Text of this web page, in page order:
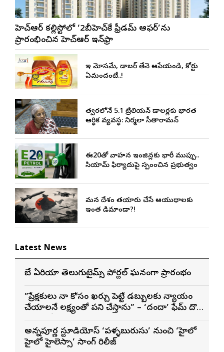
జీహెచ్ఆర్ కల్లిస్టోలో ‘2బీహెచ్‌కే ఫ్రీడమ్ ఆఫర్’ను
ప్రారంభించిన జీహెచ్ఆర్ ఇన్‌ఫ్రా
ఇది మోసమే, డాబర్‌ తేనె ఆపేయండి, కోర్టు
ఏమందంటే..!
త్వరలోనే 5.1 ట్రిలియన్ డాలర్లకు భారత
ఆర్థిక వ్యవస్థ: నిర్మలా సీతారామన్
ఈ20తో వాహన ఇంజిన్లకు భారీ ముప్పు..
సియామ్ ఫిర్యాదుపై స్పందించిన ప్రభుత్వం
మన దేశం తయారు చేసే ఆయుధాలకు
ఇంత డిమాండా?!
Latest News
బే ఏరియా తెలుగుటైమ్స్ పోర్టల్ ఘనంగా ప్రారంభం
”ప్రేక్షకులు నా కోసం ఖర్చు పెట్టే డబ్బులకు న్యాయం
చేయాలనే లక్ష్యంతో పని చేస్తాను” – ‘దందా’ ఫేమ్ దొర
అన్నపూర్ణ స్టూడియోస్ ‘పళ్ళబురుసు’ నుంచి ‘హైలో
హైలో హైలెస్సా’ సాంగ్ రిలీజ్